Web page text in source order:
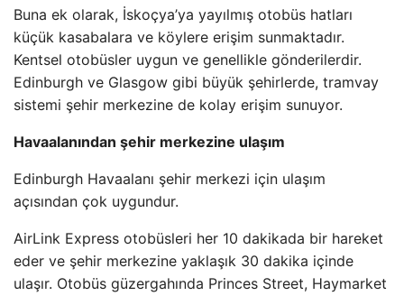
Buna ek olarak, İskoçya’ya yayılmış otobüs hatları
küçük kasabalara ve köylere erişim sunmaktadır.
Kentsel otobüsler uygun ve genellikle gönderilerdir.
Edinburgh ve Glasgow gibi büyük şehirlerde, tramvay
sistemi şehir merkezine de kolay erişim sunuyor.
Havaalanından şehir merkezine ulaşım
Edinburgh Havaalanı şehir merkezi için ulaşım
açısından çok uygundur.
AirLink Express otobüsleri her 10 dakikada bir hareket
eder ve şehir merkezine yaklaşık 30 dakika içinde
ulaşır. Otobüs güzergahında Princes Street, Haymarket